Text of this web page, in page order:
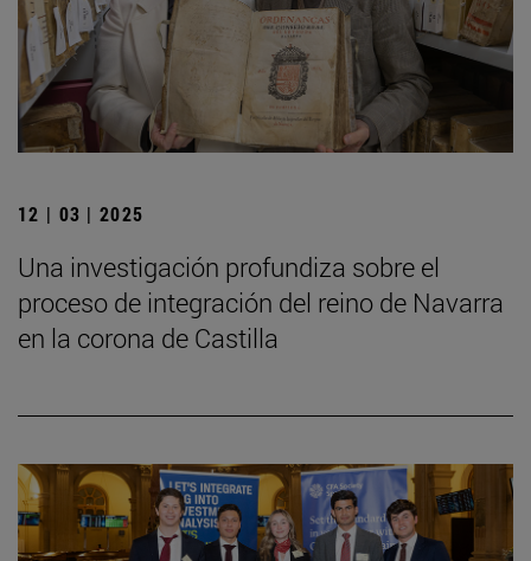
12 | 03 | 2025
Una investigación profundiza sobre el
proceso de integración del reino de Navarra
en la corona de Castilla